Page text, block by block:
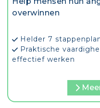
overwinnen
Helder 7
Praktische
effectief werken